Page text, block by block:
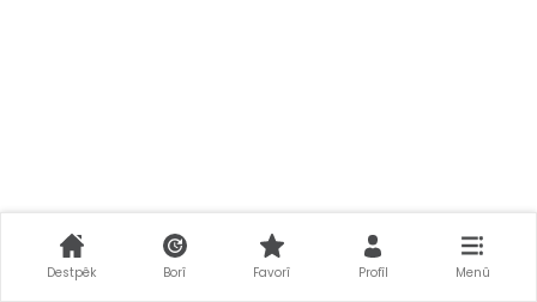
Destpêk Borî Favorî Profîl Menû